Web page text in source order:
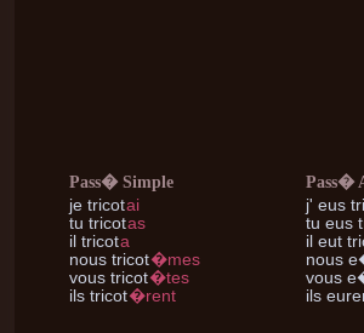
Pass� Simple
je tricotai
tu tricotas
il tricota
nous tricot�mes
vous tricot�tes
ils tricot�rent
Pass�
j' eus
tu eus
il eut
nous
vous
ils